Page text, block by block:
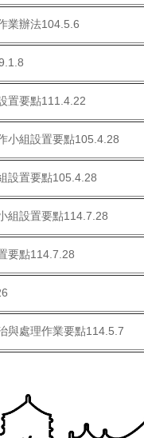
業辦法104.5.6
置要點111.4.22
小組設置要點105.4.28
設置要點105.4.28
組設置要點114.7.28
要點114.7.28
與處理作業要點114.5.7